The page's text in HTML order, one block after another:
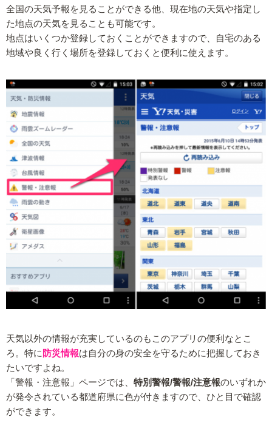
全国の天気予報を見ることができる他、現在地の天気や指定し
た地点の天気を見ることも可能です。
地点はいくつか登録しておくことができますので、自宅のある
地域や良く行く場所を登録しておくと便利に使えます。
天気以外の情報が充実しているのもこのアプリの便利なとこ
ろ。特に防災情報は自分の身の安全を守るために把握しておき
たいですよね。
「警報・注意報」ページでは、 特別警報/警報/注意報のいずれか
が発令されている都道府県に色が付きますので、ひと目で確認
ができます。